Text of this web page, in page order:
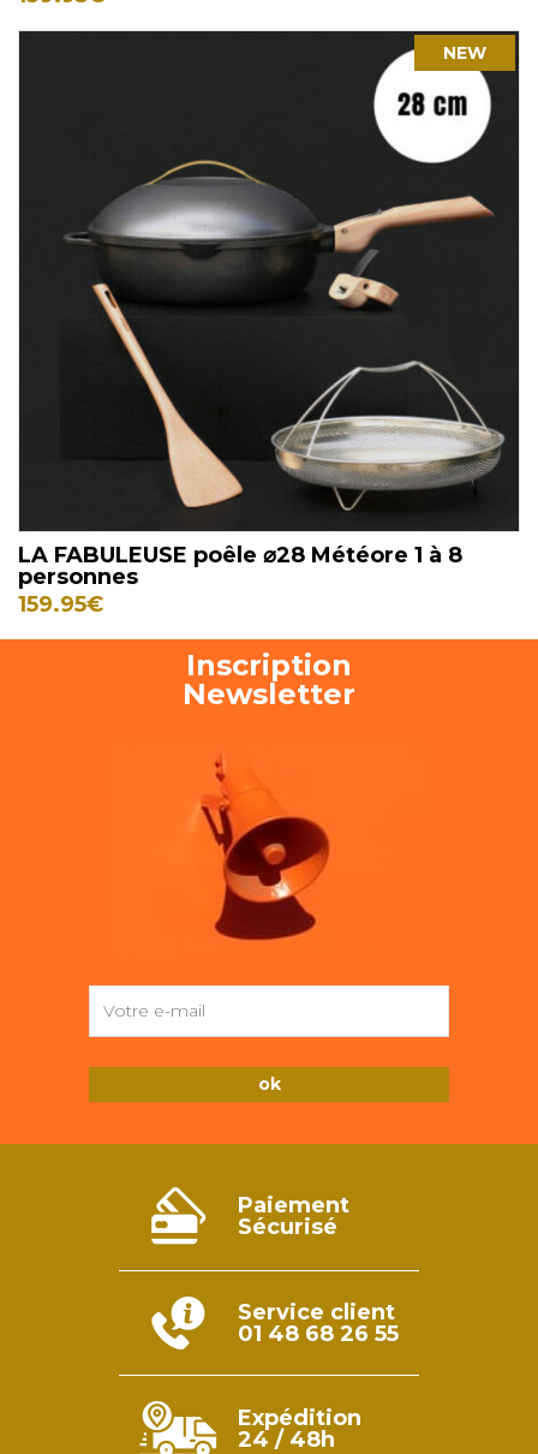
NEW
LA FABULEUSE poêle ⌀28 Météore 1 à 8
personnes
159.95€
Inscription
Newsletter
Paiement
Sécurisé
Service client
01 48 68 26 55
Expédition
24 / 48h